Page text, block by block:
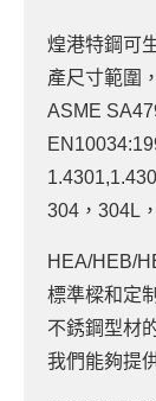
煌港特鋼可
產尺寸範圍
ASME
304，304L
HEA/HEB/
標準樑和定
不銹鋼型材
我們能夠提